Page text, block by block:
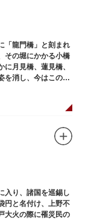
「龍門橋」と刻まれ
その堀にかかる小橋
月見橋、蓮見橋、
を消し、今はこの石
入り、諸国を巡錫し
円と名付け、上野不
大火の際に罹災民の